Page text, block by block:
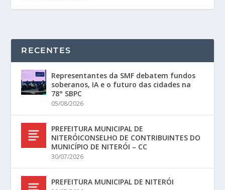
RECENTES
Representantes da SMF debatem fundos
soberanos, IA e o futuro das cidades na
78° SBPC
05/08/2026
PREFEITURA MUNICIPAL DE
NITERÓICONSELHO DE CONTRIBUINTES DO
MUNICÍPIO DE NITERÓI – CC
30/07/2026
PREFEITURA MUNICIPAL DE NITERÓI